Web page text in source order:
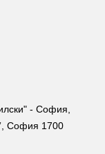
- София,
София 1700